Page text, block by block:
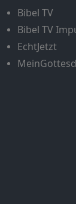
Bibel TV
Bibel TV
EchtJetzt